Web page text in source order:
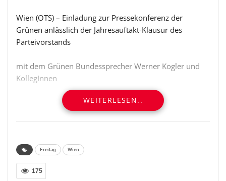
Wien (OTS) – Einladung zur Pressekonferenz der
Grünen anlässlich der Jahresauftakt-Klausur des
Parteivorstands
mit dem Grünen Bundessprecher Werner Kogler und
KollegInnen
Ort: Town Town, Würtzlerstrasse 3/3, 1030 Wien
Büro Wiener Grüne/Grüne Bundespartei
Die VertreterInnen der Medien sind herzlich
willkommen.
WEITERLESEN..
Freitag Wien
175